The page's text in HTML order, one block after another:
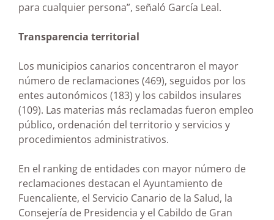
para cualquier persona”, señaló García Leal.
Transparencia territorial
Los municipios canarios concentraron el mayor
número de reclamaciones (469), seguidos por los
entes autonómicos (183) y los cabildos insulares
(109). Las materias más reclamadas fueron empleo
público, ordenación del territorio y servicios y
procedimientos administrativos.
En el ranking de entidades con mayor número de
reclamaciones destacan el Ayuntamiento de
Fuencaliente, el Servicio Canario de la Salud, la
Consejería de Presidencia y el Cabildo de Gran